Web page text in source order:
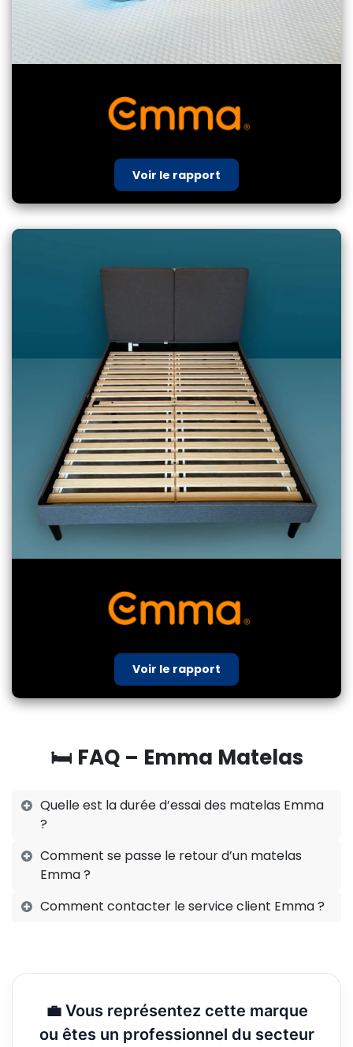
Voir le rapport
Voir le rapport
🛏️ FAQ – Emma Matelas
Quelle est la durée d’essai des matelas Emma
?
Comment se passe le retour d’un matelas
Emma ?
Comment contacter le service client Emma ?
💼 Vous représentez cette marque
ou êtes un professionnel du secteur